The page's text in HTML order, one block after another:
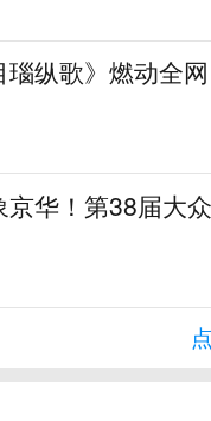
纵歌》燃动全
华！第38届大